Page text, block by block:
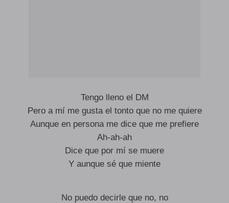
Tengo lleno el DM
Pero a mí me gusta el tonto que no me quiere
Aunque en persona me dice que me prefiere
Ah-ah-ah
Dice que por mí se muere
Y aunque sé que miente
No puedo decirle que no, no